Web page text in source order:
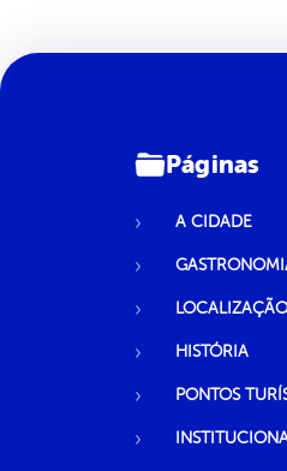
Páginas
A CIDADE
LOCALIZAÇÃO
HISTÓRIA
PONTOS